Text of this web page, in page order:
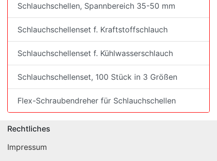
Schlauchschellen, Spannbereich 35-50 mm
Schlauchschellenset f. Kraftstoffschlauch
Schlauchschellenset f. Kühlwasserschlauch
Schlauchschellenset, 100 Stück in 3 Größen
Flex-Schraubendreher für Schlauchschellen
Rechtliches
Impressum